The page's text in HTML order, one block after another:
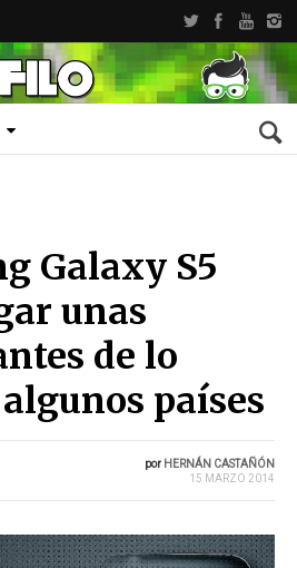
Galaxy S5
unas
de lo
países
por HERNÁN CASTAÑÓN
15 MARZO 2014